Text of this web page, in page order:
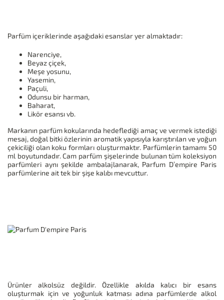
Parfüm içeriklerinde aşağıdaki esanslar yer almaktadır:
Narenciye,
Beyaz çiçek,
Meşe yosunu,
Yasemin,
Paçuli,
Odunsu bir harman,
Baharat,
Likör esansı vb.
Markanın parfüm kokularında hedeflediği amaç ve vermek istediği
mesaj, doğal bitki özlerinin aromatik yapısıyla karıştırılan ve yoğun
çekiciliği olan koku formları oluşturmaktır. Parfümlerin tamamı 50
ml boyutundadır. Cam parfüm şişelerinde bulunan tüm koleksiyon
parfümleri aynı şekilde ambalajlanarak, Parfum D’empire Paris
parfümlerine ait tek bir şişe kalıbı mevcuttur.
Ürünler alkolsüz değildir. Özellikle akılda kalıcı bir esans
oluşturmak için ve yoğunluk katması adına parfümlerde alkol